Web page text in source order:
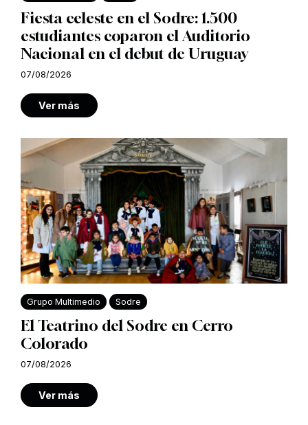
Fiesta celeste en el Sodre: 1.500
estudiantes coparon el Auditorio
Nacional en el debut de Uruguay
07/08/2026
Ver más
Grupo Multimedio Sodre
El Teatrino del Sodre en Cerro
Colorado
07/08/2026
Ver más